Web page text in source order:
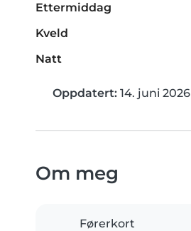
Ettermiddag
Kveld
Natt
Oppdatert: 14. juni 2026
Om meg
Førerkort